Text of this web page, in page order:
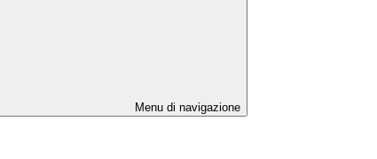
Menu di navigazione